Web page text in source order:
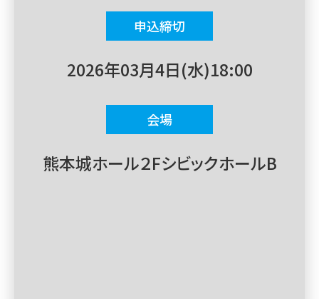
申込締切
2026年03月4日(水)18:00
会場
熊本城ホール２FシビックホールB